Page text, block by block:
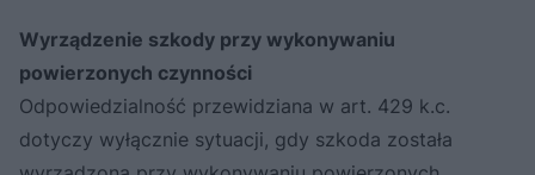
Wyrządzenie szkody przy wykonywaniu
powierzonych czynności
Odpowiedzialność przewidziana w art. 429 k.c.
dotyczy wyłącznie sytuacji, gdy szkoda została